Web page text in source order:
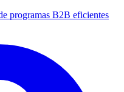
programas B2B eficientes